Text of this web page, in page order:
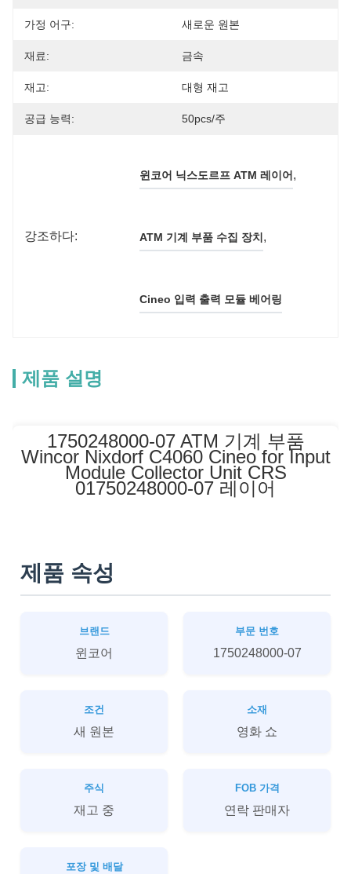
가정 어구: 새로운 원본
재료: 금속
재고: 대형 재고
공급 능력: 50pcs/주
강조하다:
윈코어 닉스도르프 ATM 레이어 ,
ATM 기계 부품 수집 장치 ,
Cineo 입력 출력 모듈 베어링
제품 설명
1750248000-07 ATM 기계 부품
Wincor Nixdorf C4060 Cineo for Input
Module Collector Unit CRS
01750248000-07 레이어
제품 속성
브랜드
윈코어
부문 번호
1750248000-07
조건
새 원본
소재
영화 쇼
주식
재고 중
FOB 가격
연락 판매자
포장 및 배달